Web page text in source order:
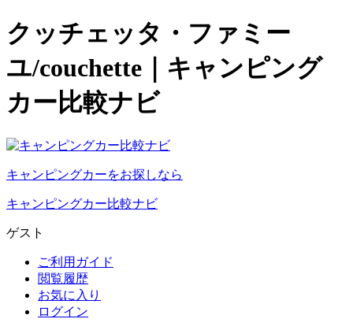
クッチェッタ・ファミー
ユ/couchette｜キャンピング
カー比較ナビ
キャンピングカーをお探しなら
キャンピングカー比較ナビ
ゲスト
ご利用ガイド
閲覧履歴
お気に入り
ログイン